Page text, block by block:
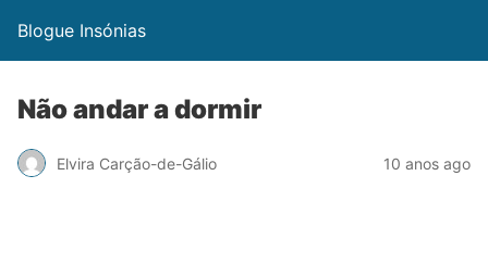
Blogue Insónias
Não andar a dormir
Elvira Carção-de-Gálio 10 anos ago